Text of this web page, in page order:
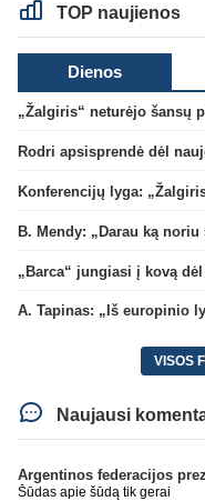
TOP naujienos
Dienos
„Žalgiris“ neturėjo šansų
Rodri apsisprendė dėl
„Barca“ jungiasi į kovą
VISOS
Naujausi
Šūdas apie šūdą tik gerai